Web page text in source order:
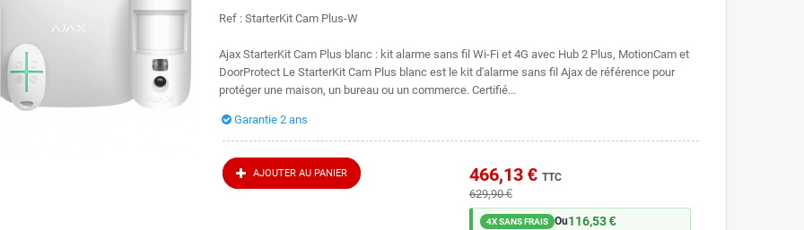
Ref : StarterKit Cam Plus-W
Ajax StarterKit Cam Plus blanc : kit alarme sans fil Wi-Fi et 4G avec Hub 2 Plus, MotionCam et
DoorProtect Le StarterKit Cam Plus blanc est le kit d'alarme sans fil Ajax de référence pour
protéger une maison, un bureau ou un commerce. Certifié...
Garantie 2 ans
AJOUTER AU PANIER 466,13 € TTC
629,90 €
4X SANS FRAIS Ou116,53 €